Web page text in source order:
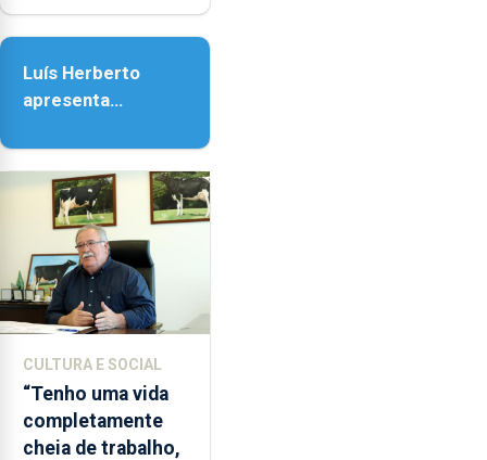
e
as
18h00.
Senhora da
Luís Herberto
apresenta
Paisagem’
CULTURA E SOCIAL
“Tenho uma vida
completamente
cheia de trabalho,